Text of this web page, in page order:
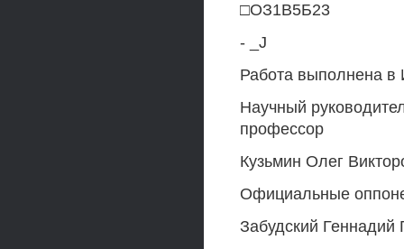
□ОЗ1В5Б23
- _J
Работа выполнена в
Научный
профессор
Кузьмин Олег
Официальные
Забудский Геннадий